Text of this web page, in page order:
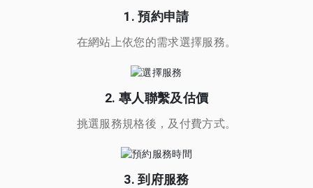
1. 預約申請
在網站上依您的需求選擇服務。
2. 專人聯繫及估價
挑選服務規格後，及付費方式。
3. 到府服務